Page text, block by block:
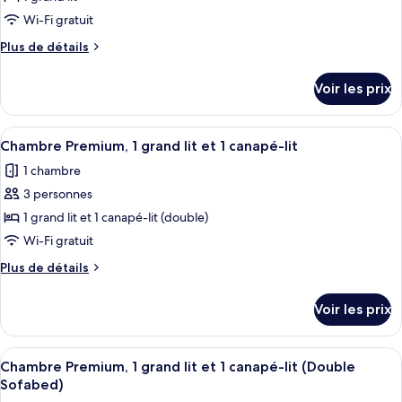
type
de
1
grand
lit,
accessible
aux
personnes
à
mobilité
réduite
Wi-Fi gratuit
Plus de détails
Plus
le
type
de
Chambre,
lit,
accessible
personnes
Voir les prix
Afficher
toutes
les
photos
pour
ce
type
de
Chambre
Premium,
1
grand
Une chambre d’hôtel avec un lit, un
7
Chambre Premium, 1 grand lit et 1 canapé-lit
1 chambre
3 personnes
1 grand lit et 1 canapé-lit (double)
Wi-Fi gratuit
Plus de détails
Plus
le
type
de
chambre
Voir les prix
Afficher
toutes
Une chambre d’hôtel moderne,
5
Chambre Premium, 1 grand lit et 1 canapé-lit (Double
Sofabed)